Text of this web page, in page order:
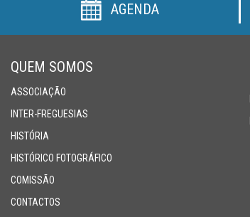
CLUBES
QUEM
SOMOS
AGENDA
QUEM SOMOS
ASSOCIAÇÃO
INTER-FREGUESIAS
HISTÓRIA
HISTÓRICO FOTOGRÁFICO
COMISSÃO
CONTACTOS